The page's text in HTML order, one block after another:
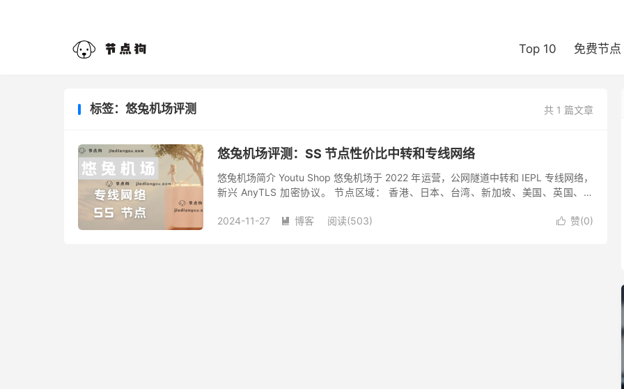
Top 10 免费节点
共 1 篇文章
标签：悠兔机场评测
悠兔机场评测：SS 节点性价比中转和专线网络
悠兔机场简介 Youtu Shop 悠兔机场于 2022 年运营，公网隧道中转和 IEPL 专线网络，
新兴 AnyTLS 加密协议。 节点区域： 香港、日本、台湾、新加坡、美国、英国、印
 赞(0)
2024-11-27  博客 阅读(503)